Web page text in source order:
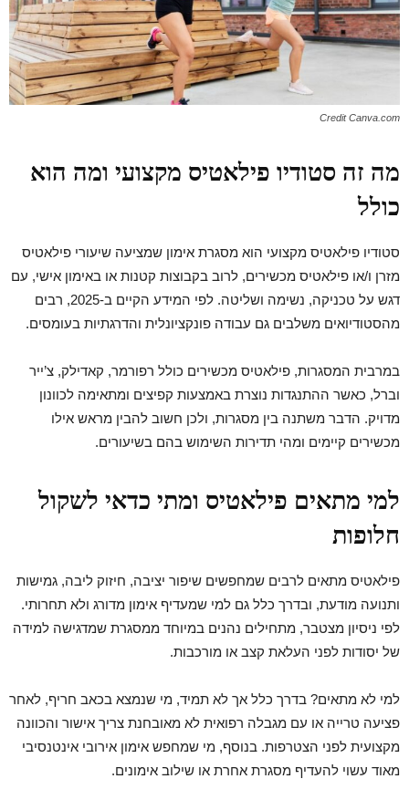
Credit Canva.com
מה זה סטודיו פילאטיס מקצועי ומה הוא
כולל
סטודיו פילאטיס מקצועי הוא מסגרת אימון שמציעה שיעורי פילאטיס
מזרן ו/או פילאטיס מכשירים, לרוב בקבוצות קטנות או באימון אישי, עם
דגש על טכניקה, נשימה ושליטה. לפי המידע הקיים ב-2025, רבים
מהסטודיואים משלבים גם עבודה פונקציונלית והדרגתיות בעומסים.
במרבית המסגרות, פילאטיס מכשירים כולל רפורמר, קאדילק, צ’ייר
וברל, כאשר ההתנגדות נוצרת באמצעות קפיצים ומתאימה לכוונון
מדויק. הדבר משתנה בין מסגרות, ולכן חשוב להבין מראש אילו
מכשירים קיימים ומהי תדירות השימוש בהם בשיעורים.
למי מתאים פילאטיס ומתי כדאי לשקול
חלופות
פילאטיס מתאים לרבים שמחפשים שיפור יציבה, חיזוק ליבה, גמישות
ותנועה מודעת, ובדרך כלל גם למי שמעדיף אימון מדורג ולא תחרותי.
לפי ניסיון מצטבר, מתחילים נהנים במיוחד ממסגרת שמדגישה למידה
של יסודות לפני העלאת קצב או מורכבות.
למי לא מתאים? בדרך כלל אך לא תמיד, מי שנמצא בכאב חריף, לאחר
פציעה טרייה או עם מגבלה רפואית לא מאובחנת צריך אישור והכוונה
מקצועית לפני הצטרפות. בנוסף, מי שמחפש אימון אירובי אינטנסיבי
מאוד עשוי להעדיף מסגרת אחרת או שילוב אימונים.